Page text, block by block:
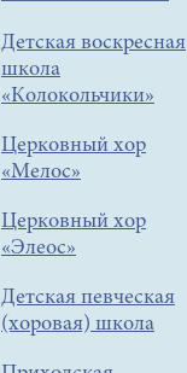
Детская воскресная
школа
«Колокольчики»
Церковный хор
«Мелос»
Церковный хор
«Элеос»
Детская певческая
(хоровая) школа